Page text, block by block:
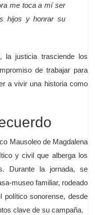
me toca a mí ser
hijos y honrar su
la justicia trasciende los
de trabajar para
a vivir una historia como
Mausoleo de Magdalena
y civil que alberga los
Durante la jornada, se
museo familiar, rodeado
político sonorense, desde
clave de su campaña.